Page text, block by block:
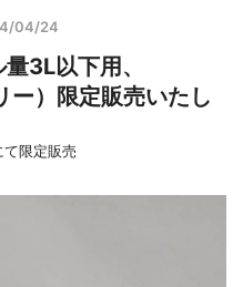
04/24
3L以下用、
ー）限定販売いたし
て限定販売